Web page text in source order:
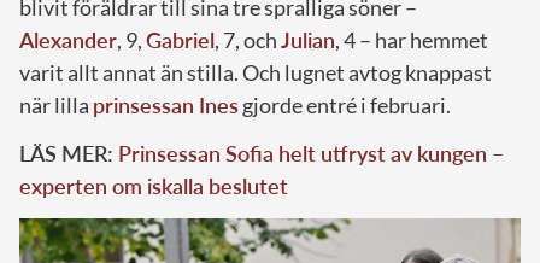
blivit föräldrar till sina tre spralliga söner –
Alexander, 9,Gabriel, 7, ochJulian, 4 – har hemmet
varit allt annat än stilla. Och lugnet avtog knappast
när lilla prinsessan Inesgjorde entré i februari.
LÄS MER: Prinsessan Sofia helt utfryst av kungen –
experten om iskalla beslutet